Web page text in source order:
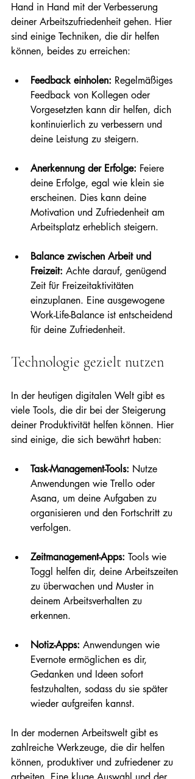
Hand in Hand mit der Verbesserung
deiner Arbeitszufriedenheit gehen. Hier
sind einige Techniken, die dir helfen
können, beides zu erreichen:
Feedback einholen: Regelmäßiges
Feedback von Kollegen oder
Vorgesetzten kann dir helfen, dich
kontinuierlich zu verbessern und
deine Leistung zu steigern.
Anerkennung der Erfolge: Feiere
deine Erfolge, egal wie klein sie
erscheinen. Dies kann deine
Motivation und Zufriedenheit am
Arbeitsplatz erheblich steigern.
Balance zwischen Arbeit und
Freizeit: Achte darauf, genügend
Zeit für Freizeitaktivitäten
einzuplanen. Eine ausgewogene
Work-Life-Balance ist entscheidend
für deine Zufriedenheit.
Technologie gezielt nutzen
In der heutigen digitalen Welt gibt es
viele Tools, die dir bei der Steigerung
deiner Produktivität helfen können. Hier
sind einige, die sich bewährt haben:
Task-Management-Tools: Nutze
Anwendungen wie Trello oder
Asana, um deine Aufgaben zu
organisieren und den Fortschritt zu
verfolgen.
Zeitmanagement-Apps: Tools wie
Toggl helfen dir, deine Arbeitszeiten
zu überwachen und Muster in
deinem Arbeitsverhalten zu
erkennen.
Notiz-Apps: Anwendungen wie
Evernote ermöglichen es dir,
Gedanken und Ideen sofort
festzuhalten, sodass du sie später
wieder aufgreifen kannst.
In der modernen Arbeitswelt gibt es
zahlreiche Werkzeuge, die dir helfen
können, produktiver und zufriedener zu